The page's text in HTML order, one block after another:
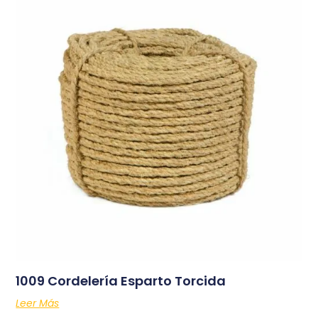
1009 Cordelería Esparto Torcida
Leer Más